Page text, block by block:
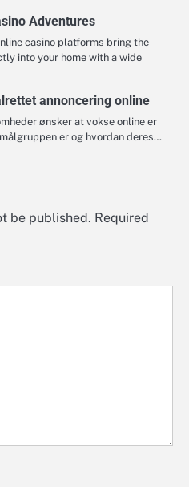
Adventures
casino platforms bring the
into your home with a wide
annoncering online
ønsker at vokse online er
er og hvordan deres…
be published. Required